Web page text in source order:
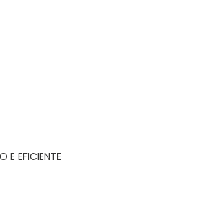
E EFICIENTE